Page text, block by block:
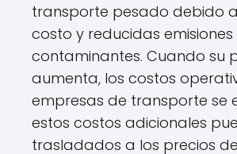
transporte pesado debido
costo y reducidas emisiones
contaminantes. Cuando su
aumenta, los costos
empresas de transporte se
estos costos adicionales
trasladados a los precios